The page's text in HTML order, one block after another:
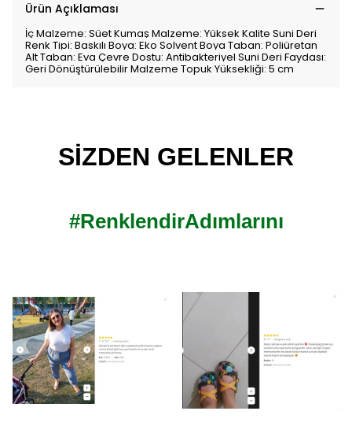
Ürün Açıklaması
İç Malzeme: Süet Kumaş Malzeme: Yüksek Kalite Suni Deri
Renk Tipi: Baskılı Boya: Eko Solvent Boya Taban: Poliüretan
Alt Taban: Eva Çevre Dostu: Antibakteriyel Suni Deri Faydası:
Geri Dönüştürülebilir Malzeme Topuk Yüksekliği: 5 cm
SİZDEN GELENLER
#RenklendirAdımlarını